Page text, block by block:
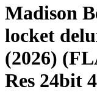
Madison
locket
(2026)
Res 24bit